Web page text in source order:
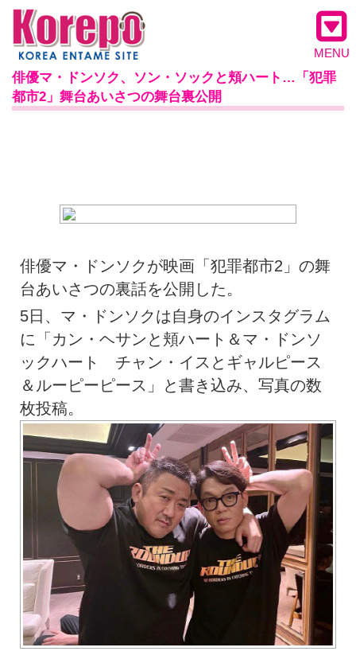
MENU
俳優マ・ドンソク、ソン・ソックと頬ハート…「犯罪
都市2」舞台あいさつの舞台裏公開
俳優マ・ドンソクが映画「犯罪都市2」の舞
台あいさつの裏話を公開した。
5日、マ・ドンソクは自身のインスタグラム
に「カン・ヘサンと頬ハート＆マ・ドンソ
ックハート チャン・イスとギャルピース
＆ルーピーピース」と書き込み、写真の数
枚投稿。